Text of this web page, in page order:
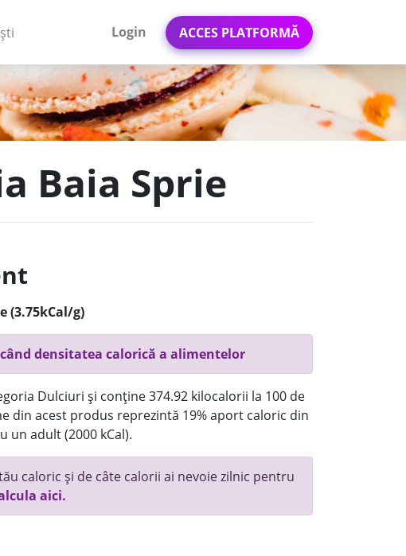
Login ACCES PLATFORMĂ
Baia Sprie
(3.75kCal/g)
densitatea calorică a alimentelor
Dulciuri și conține 374.92 kilocalorii la 100 de
din acest produs reprezintă 19% aport caloric din
un adult (2000 kCal).
caloric și de câte calorii ai nevoie zilnic pentru
aici.